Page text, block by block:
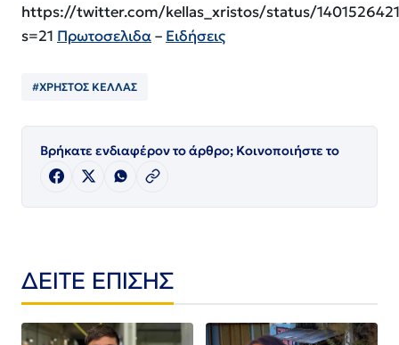
https://twitter.com/kellas_xristos/status/
s=21 Πρωτοσελιδα– Ειδήσεις
#ΧΡΗΣΤΟΣ ΚΕΛΛΑΣ
Βρήκατε ενδιαφέρον το άρθρο; Κοινοποιήστε το
ΔΕΙΤΕ ΕΠΙΣΗΣ